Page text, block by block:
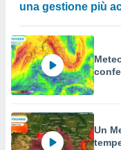
una gestione più
Un